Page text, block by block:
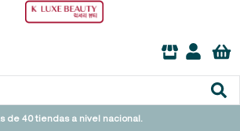
de 40 tiendas a nivel nacional.